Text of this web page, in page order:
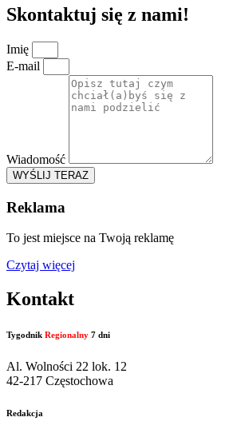
Skontaktuj się z nami!
Imię
E-mail
Wiadomość
WYŚLIJ TERAZ
Reklama
To jest miejsce na Twoją reklamę
Czytaj więcej
Kontakt
Tygodnik Regionalny 7 dni
Al. Wolności 22 lok. 12
42-217 Częstochowa
Redakcja